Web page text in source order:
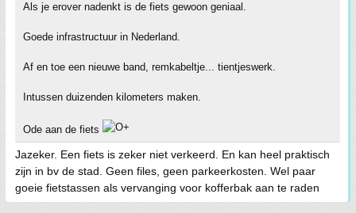
Als je erover nadenkt is de fiets gewoon geniaal.
Goede infrastructuur in Nederland.
Af en toe een nieuwe band, remkabeltje... tientjeswerk.
Intussen duizenden kilometers maken.
Ode aan de fiets
Jazeker. Een fiets is zeker niet verkeerd. En kan heel praktisch
zijn in bv de stad. Geen files, geen parkeerkosten. Wel paar
goeie fietstassen als vervanging voor kofferbak aan te raden